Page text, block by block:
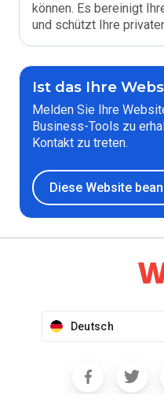
können. Es bereinigt
und schützt Ihre
Ist das Ihre
Melden Sie Ihre
Business-Tools zu
Kontakt zu treten.
Diese Website
Deutsch